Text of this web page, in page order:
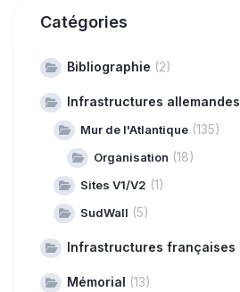
Catégories
Bibliographie (2)
Infrastructures allemandes
Mur de l'Atlantique (135)
Organisation (18)
Sites V1/V2 (1)
SudWall (5)
Infrastructures françaises
Mémorial (13)